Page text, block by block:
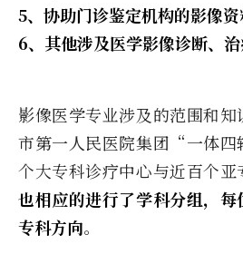
5、协助门诊鉴定机构的影像资
6、其他涉及医学影像诊断、治
影像医学专业涉及的范围和
市第一人民医院集团“一体
个大专科诊疗中心与近百个亚
也相应的进行了学科分组，
专科方向。